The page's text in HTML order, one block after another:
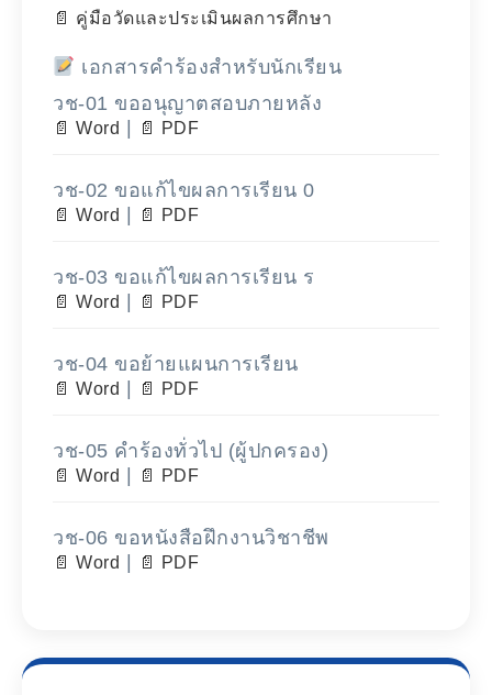
คู่มือวัดและประเมินผลการศึกษา
เอกสารคำร้องสำหรับนักเรียน
วช-01 ขออนุญาตสอบภายหลัง
Word PDF
วช-02 ขอแก้ไขผลการเรียน 0
Word PDF
วช-03 ขอแก้ไขผลการเรียน ร
Word PDF
วช-04 ขอย้ายแผนการเรียน
Word PDF
วช-05 คำร้องทั่วไป (ผู้ปกครอง)
Word PDF
วช-06 ขอหนังสือฝึกงานวิชาชีพ
Word PDF